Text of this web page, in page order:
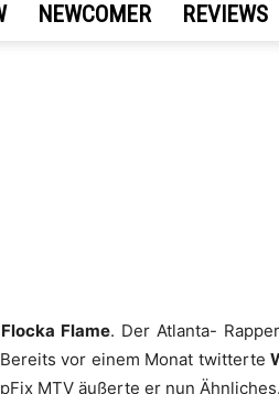
NEWCOMER REVIEWS
Flame. Der Atlanta-
vor einem Monat twitterte
MTV äußerte er nun Ähnliches.